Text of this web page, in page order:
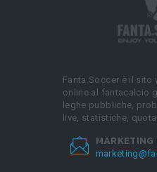
Fanta.Soccer è il sito
online al fantacalcio
leghe pubbliche,
live, statistiche,